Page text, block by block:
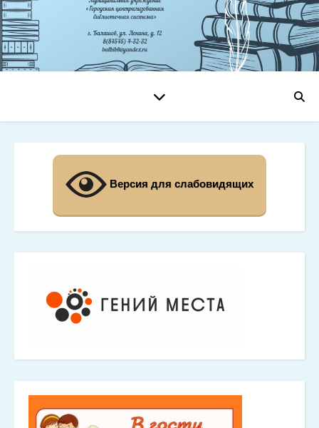
Версия для слабовидящих